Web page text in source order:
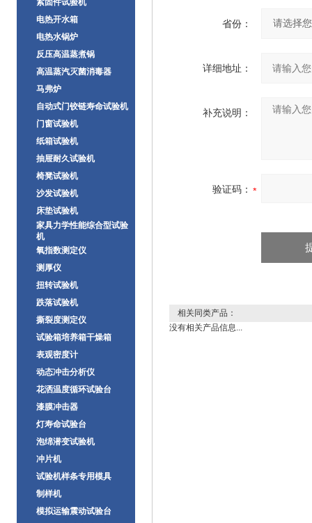
紧固件试验机
电热开水箱
电热水锅炉
反压高温蒸煮锅
高温蒸汽灭菌消毒器
马弗炉
自动式门铰链寿命试验机
门窗试验机
纸箱试验机
抽屉耐久试验机
椅凳试验机
沙发试验机
床垫试验机
家具力学性能综合型试验
机
氧指数测定仪
测厚仪
扭转试验机
跌落试验机
撕裂度测定仪
试验箱培养箱干燥箱
表观密度计
动态冲击分析仪
花洒温度循环试验台
漆膜冲击器
灯寿命试验台
泡绵潜变试验机
冲片机
试验机样条专用模具
制样机
模拟运输震动试验台
省份：
详细地址：
补充说明：
验证码：
相关同类产品：
没有相关产品信息...